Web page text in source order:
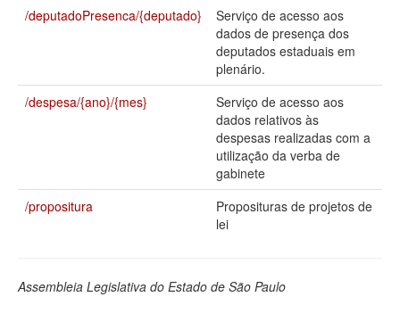
Legislação
Perguntas frequentes
/deputadoPresenca/{deputado}
Serviço de acesso aos
dados de presença dos
deputados estaduais em
plenário.
/despesa/{ano}/{mes}
Serviço de acesso aos
dados relativos às
despesas realizadas com a
utilização da verba de
gabinete
/propositura
Proposituras de projetos de
lei
Assembleia Legislativa do Estado de São Paulo